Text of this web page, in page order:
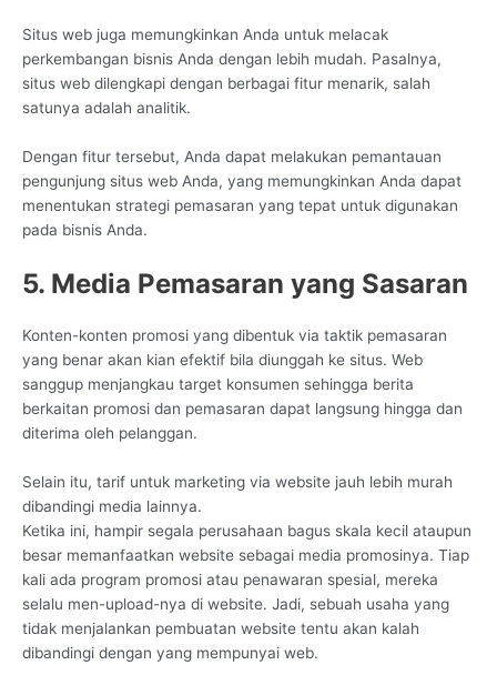
Situs web juga memungkinkan Anda untuk melacak
perkembangan bisnis Anda dengan lebih mudah. Pasalnya,
situs web dilengkapi dengan berbagai fitur menarik, salah
satunya adalah analitik.
Dengan fitur tersebut, Anda dapat melakukan pemantauan
pengunjung situs web Anda, yang memungkinkan Anda dapat
menentukan strategi pemasaran yang tepat untuk digunakan
pada bisnis Anda.
5. Media Pemasaran yang Sasaran
Konten-konten promosi yang dibentuk via taktik pemasaran
yang benar akan kian efektif bila diunggah ke situs. Web
sanggup menjangkau target konsumen sehingga berita
berkaitan promosi dan pemasaran dapat langsung hingga dan
diterima oleh pelanggan.
Selain itu, tarif untuk marketing via website jauh lebih murah
dibandingi media lainnya.
Ketika ini, hampir segala perusahaan bagus skala kecil ataupun
besar memanfaatkan website sebagai media promosinya. Tiap
kali ada program promosi atau penawaran spesial, mereka
selalu men-upload-nya di website. Jadi, sebuah usaha yang
tidak menjalankan pembuatan website tentu akan kalah
dibandingi dengan yang mempunyai web.